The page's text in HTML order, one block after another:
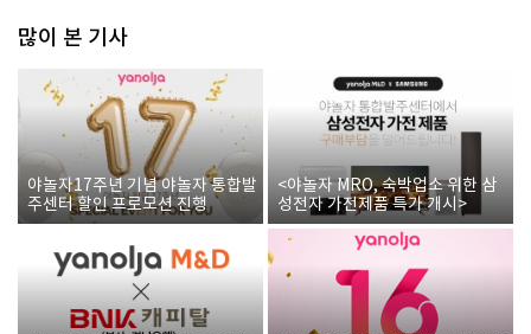
많이 본 기사
야놀자17주년 기념 야놀자 통합발
주센터 할인 프로모션 진행
<야놀자 MRO, 숙박업소 위한 삼
성전자 가전제품 특가 개시>